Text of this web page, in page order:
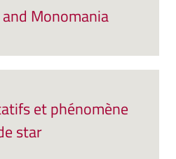
Monomania
et phénomène
star